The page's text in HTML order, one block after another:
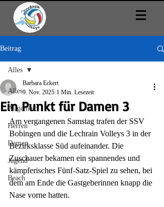
Beitrag
Alles
Allgemein
Herren
Damen
Jugend
Beach
Alles
Ein Punkt für Damen 3
Barbara Eckert
9. Nov. 2025 1 Min. Lesezeit
Am vergangenen Samstag trafen der SSV
Bobingen und die Lechrain Volleys 3 in der
Bezirksklasse Süd aufeinander. Die
Zuschauer bekamen ein spannendes und
kämpferisches Fünf-Satz-Spiel zu sehen, bei
dem am Ende die Gastgeberinnen knapp die
Nase vorne hatten.